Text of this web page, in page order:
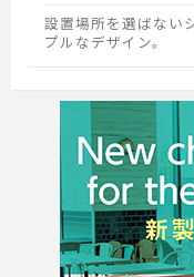
設置場所を選ばない
プルなデザイン。